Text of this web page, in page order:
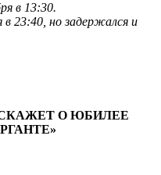
в 13:30.
в 23:40, но задержался и
О ЮБИЛЕЕ